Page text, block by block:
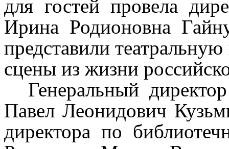
Ирина Родионовна
представили
сцены из жизни
Генеральный
Павел Леонидович
директора по